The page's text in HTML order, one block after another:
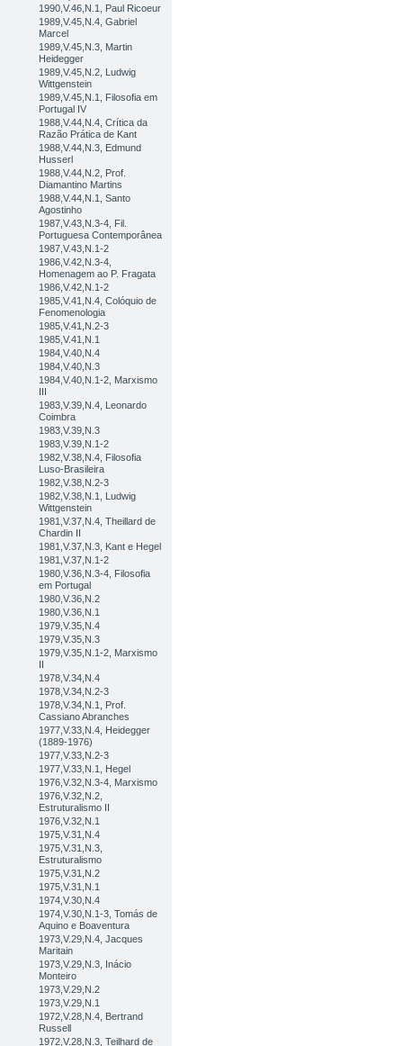
1990,V.46,N.1, Paul Ricoeur
1989,V.45,N.4, Gabriel
Marcel
1989,V.45,N.3, Martin
Heidegger
1989,V.45,N.2, Ludwig
Wittgenstein
1989,V.45,N.1, Filosofia em
Portugal IV
1988,V.44,N.4, Crítica da
Razão Prática de Kant
1988,V.44,N.3, Edmund
Husserl
1988,V.44,N.2, Prof.
Diamantino Martins
1988,V.44,N.1, Santo
Agostinho
1987,V.43,N.3-4, Fil.
Portuguesa Contemporânea
1987,V.43,N.1-2
1986,V.42,N.3-4,
Homenagem ao P. Fragata
1986,V.42,N.1-2
1985,V.41,N.4, Colóquio de
Fenomenologia
1985,V.41,N.2-3
1985,V.41,N.1
1984,V.40,N.4
1984,V.40,N.3
1984,V.40,N.1-2, Marxismo
III
1983,V.39,N.4, Leonardo
Coimbra
1983,V.39,N.3
1983,V.39,N.1-2
1982,V.38,N.4, Filosofia
Luso-Brasileira
1982,V.38,N.2-3
1982,V.38,N.1, Ludwig
Wittgenstein
1981,V.37,N.4, Theillard de
Chardin II
1981,V.37,N.3, Kant e Hegel
1981,V.37,N.1-2
1980,V.36,N.3-4, Filosofia
em Portugal
1980,V.36,N.2
1980,V.36,N.1
1979,V.35,N.4
1979,V.35,N.3
1979,V.35,N.1-2, Marxismo
II
1978,V.34,N.4
1978,V.34,N.2-3
1978,V.34,N.1, Prof.
Cassiano Abranches
1977,V.33,N.4, Heidegger
(1889-1976)
1977,V.33,N.2-3
1977,V.33,N.1, Hegel
1976,V.32,N.3-4, Marxismo
1976,V.32,N.2,
Estruturalismo II
1976,V.32,N.1
1975,V.31,N.4
1975,V.31,N.3,
Estruturalismo
1975,V.31,N.2
1975,V.31,N.1
1974,V.30,N.4
1974,V.30,N.1-3, Tomás de
Aquino e Boaventura
1973,V.29,N.4, Jacques
Maritain
1973,V.29,N.3, Inácio
Monteiro
1973,V.29,N.2
1973,V.29,N.1
1972,V.28,N.4, Bertrand
Russell
1972,V.28,N.3, Teilhard de